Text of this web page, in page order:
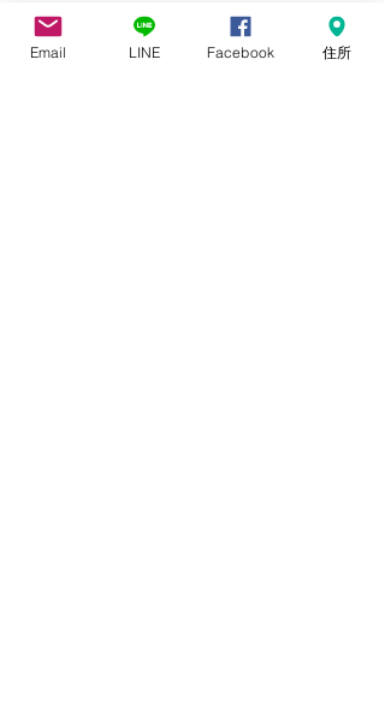
Email LINE Facebook 住所